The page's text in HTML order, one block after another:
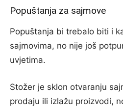
Popuštanja za sajmove
Popuštanja bi trebalo biti i
sajmovima, no nije još
uvjetima.
Stožer je sklon otvaranju
prodaju ili izlažu proizvodi,